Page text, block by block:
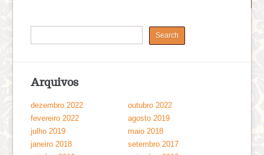
Arquivos
dezembro 2022
outubro 2022
fevereiro 2022
agosto 2019
julho 2019
maio 2018
janeiro 2018
setembro 2017